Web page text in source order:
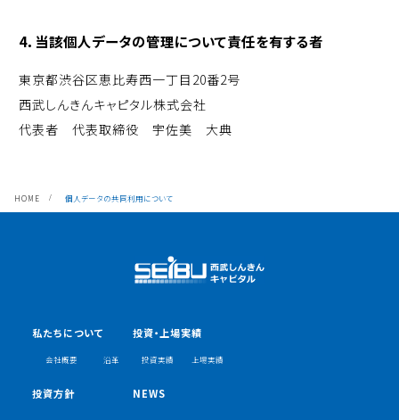
4．当該個人データの管理について責任を有する者
東京都渋谷区恵比寿西一丁目20番2号
西武しんきんキャピタル株式会社
代表者 代表取締役 宇佐美 大典
HOME 個人データの共同利用について
私たちについて
会社概要 沿革
投資・上場実績
投資実績 上場実績
投資方針 NEWS